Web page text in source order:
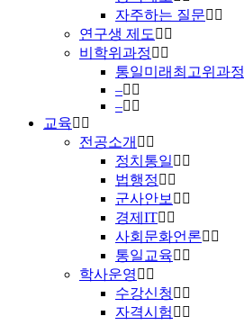
자주하는 질문
연구생 제도
비학위과정
통일미래최고위과정
–
–
교육
전공소개
정치통일
법행정
군사안보
경제IT
사회문화언론
통일교육
학사운영
수강신청
자격시험